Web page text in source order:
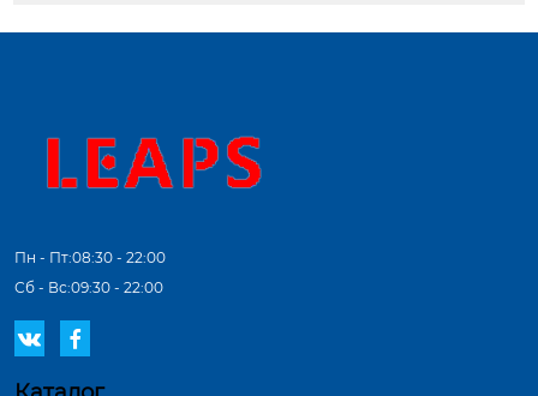
Пн - Пт:08:30 - 22:00
Сб - Вс:09:30 - 22:00
 